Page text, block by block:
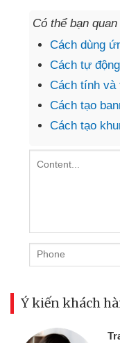
Có thể bạn
Cách dùng
Cách tự
Cách tính và
Cách tạo
Cách tạo
Ý kiến khách